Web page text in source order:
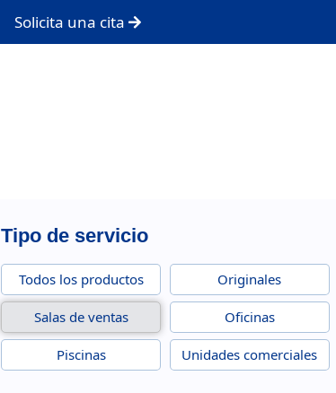
Solicita una cita
Tipo de servicio
Todos los productos
Salas de ventas
Piscinas
Originales
Oficinas
Unidades comerciales